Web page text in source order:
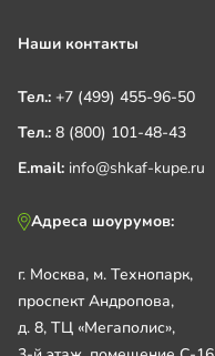
Наши контакты
Тел.: +7 (499) 455-96-50
Тел.: 8 (800) 101-48-43
E.mail: info@shkaf-kupe.ru
Адреса шоурумов:
г. Москва, м. Технопарк,
проспект Андропова,
д. 8, ТЦ «Мегаполис»,